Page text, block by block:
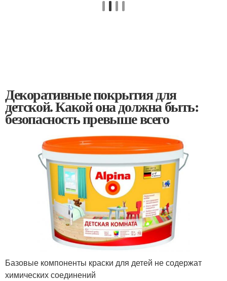
Декоративные покрытия для
детской. Какой она должна быть:
безопасность превыше всего
Базовые компоненты краски для детей не содержат
химических соединений